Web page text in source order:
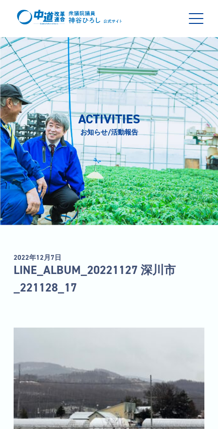
ACTIVITIES
お知らせ/活動報告
2022年12月7日
LINE_ALBUM_20221127 深川市
_221128_17